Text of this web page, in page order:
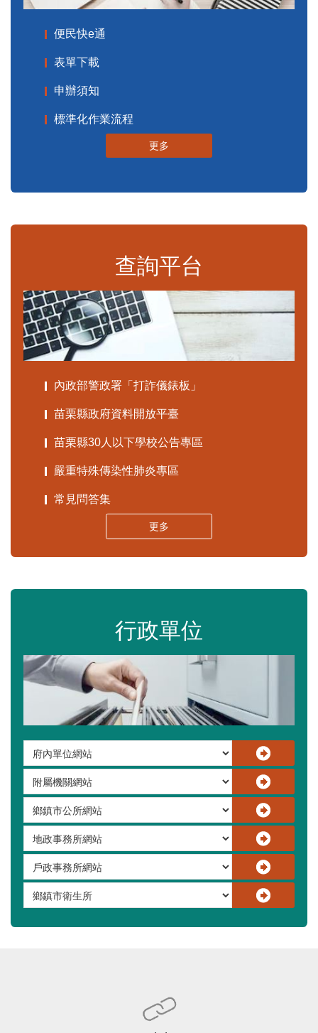
便民快e通
表單下載
申辦須知
標準化作業流程
更多
查詢平台
內政部警政署「打詐儀錶板」
苗栗縣政府資料開放平臺
苗栗縣30人以下學校公告專區
嚴重特殊傳染性肺炎專區
常見問答集
更多
行政單位